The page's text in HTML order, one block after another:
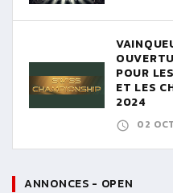
POUR
ET LES
2024
02
ANNONCES - OPEN